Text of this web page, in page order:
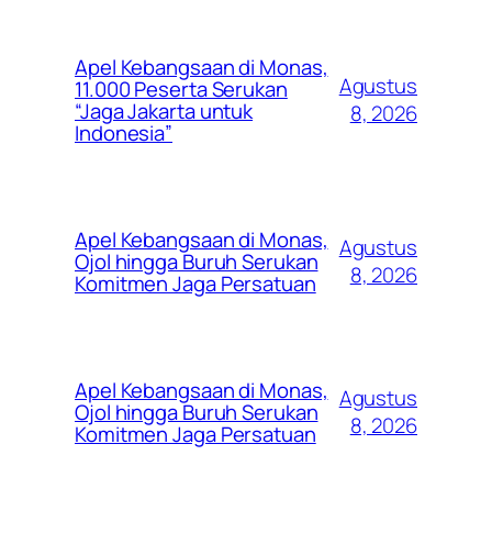
Apel Kebangsaan di Monas,
11.000 Peserta Serukan
“Jaga Jakarta untuk
Indonesia”
Agustus
8, 2026
Apel Kebangsaan di Monas,
Ojol hingga Buruh Serukan
Komitmen Jaga Persatuan
Agustus
8, 2026
Apel Kebangsaan di Monas,
Ojol hingga Buruh Serukan
Komitmen Jaga Persatuan
Agustus
8, 2026